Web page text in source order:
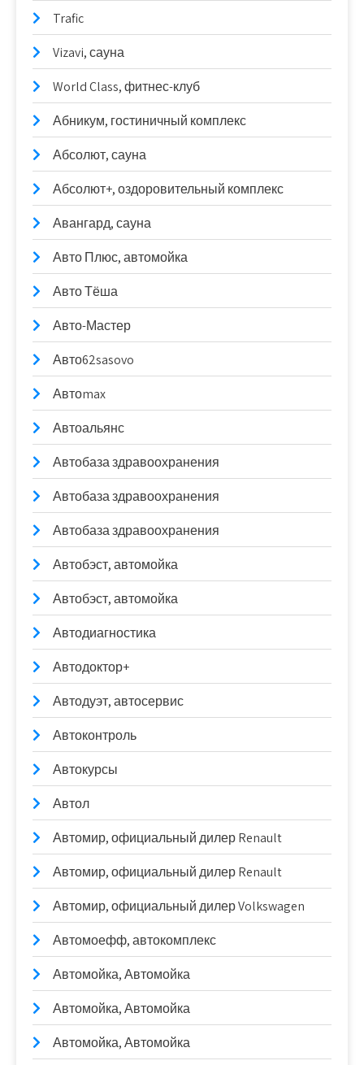
Trafic
Vizavi, сауна
World Class, фитнес-клуб
Абникум, гостиничный комплекс
Абсолют, сауна
Абсолют+, оздоровительный комплекс
Авангард, сауна
Авто Плюс, автомойка
Авто Тёша
Авто-Мастер
Авто62sasovo
Автоmax
Автоальянс
Автобаза здравоохранения
Автобаза здравоохранения
Автобаза здравоохранения
Автобэст, автомойка
Автобэст, автомойка
Автодиагностика
Автодоктор+
Автодуэт, автосервис
Автоконтроль
Автокурсы
Автол
Автомир, официальный дилер Renault
Автомир, официальный дилер Renault
Автомир, официальный дилер Volkswagen
Автомоефф, автокомплекс
Автомойка, Автомойка
Автомойка, Автомойка
Автомойка, Автомойка